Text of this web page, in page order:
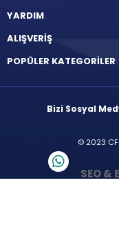
YARDIM
ALIŞVERİŞ
POPÜLER KATEGORİLER
Bizi Sosyal
© 2023 CF
SEO &